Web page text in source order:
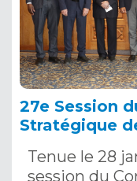
27e Session
Stratégique
Tenue le 28
session du